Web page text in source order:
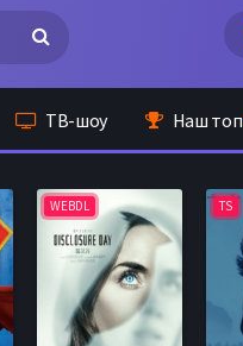
ТВ-шоу Наш топ
WEBDL TS